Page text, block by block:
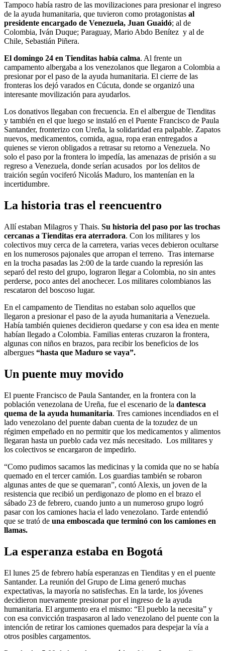
Tampoco había rastro de las movilizaciones para presionar el ingreso
de la ayuda humanitaria, que tuvieron como protagonistas al
presidente encargado de Venezuela, Juan Guaidó; al de
Colombia, Iván Duque; Paraguay, Mario Abdo Benítez y al de
Chile, Sebastián Piñera.
El domingo 24 en Tienditas había calma. Al frente un
campamento albergaba a los venezolanos que llegaron a Colombia a
presionar por el paso de la ayuda humanitaria. El cierre de las
fronteras los dejó varados en Cúcuta, donde se organizó una
interesante movilización para ayudarlos.
Los donativos llegaban con frecuencia. En el albergue de Tienditas
y también en el que luego se instaló en el Puente Francisco de Paula
Santander, fronterizo con Ureña, la solidaridad era palpable. Zapatos
nuevos, medicamentos, comida, agua, ropa eran entregados a
quienes se vieron obligados a retrasar su retorno a Venezuela. No
solo el paso por la frontera lo impedía, las amenazas de prisión a su
regreso a Venezuela, donde serían acusados por los delitos de
traición según vociferó Nicolás Maduro, los mantenían en la
incertidumbre.
La historia tras el reencuentro
Allí estaban Milagros y Thais. Su historia del paso por las trochas
cercanas a Tienditas era aterradora. Con los militares y los
colectivos muy cerca de la carretera, varias veces debieron ocultarse
en los numerosos pajonales que arropan el terreno. Tras internarse
en la trocha pasadas las 2:00 de la tarde cuando la represión las
separó del resto del grupo, lograron llegar a Colombia, no sin antes
perderse, poco antes del anochecer. Los militares colombianos las
rescataron del boscoso lugar.
En el campamento de Tienditas no estaban solo aquellos que
llegaron a presionar el paso de la ayuda humanitaria a Venezuela.
Había también quienes decidieron quedarse y con esa idea en mente
habían llegado a Colombia. Familias enteras cruzaron la frontera,
algunas con niños en brazos, para recibir los beneficios de los
albergues “hasta que Maduro se vaya”.
Un puente muy movido
El puente Francisco de Paula Santander, en la frontera con la
población venezolana de Ureña, fue el escenario de la dantesca
quema de la ayuda humanitaria. Tres camiones incendiados en el
lado venezolano del puente daban cuenta de la tozudez de un
régimen empeñado en no permitir que los medicamentos y alimentos
llegaran hasta un pueblo cada vez más necesitado. Los militares y
los colectivos se encargaron de impedirlo.
“Como pudimos sacamos las medicinas y la comida que no se había
quemado en el tercer camión. Los guardias también se robaron
algunas antes de que se quemaran”, contó Alexis, un joven de la
resistencia que recibió un perdigonazo de plomo en el brazo el
sábado 23 de febrero, cuando junto a un numeroso grupo logró
pasar con los camiones hacia el lado venezolano. Tarde entendió
que se trató de una emboscada que terminó con los camiones en
llamas.
La esperanza estaba en Bogotá
El lunes 25 de febrero había esperanzas en Tienditas y en el puente
Santander. La reunión del Grupo de Lima generó muchas
expectativas, la mayoría no satisfechas. En la tarde, los jóvenes
decidieron nuevamente presionar por el ingreso de la ayuda
humanitaria. El argumento era el mismo: “El pueblo la necesita” y
con esa convicción traspasaron al lado venezolano del puente con la
intención de retirar los camiones quemados para despejar la vía a
otros posibles cargamentos.